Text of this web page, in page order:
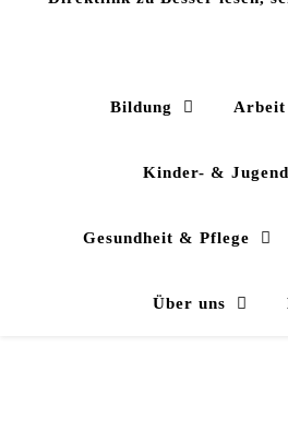
Bildung
Kinder- &
Gesundheit & Pflege
Über uns